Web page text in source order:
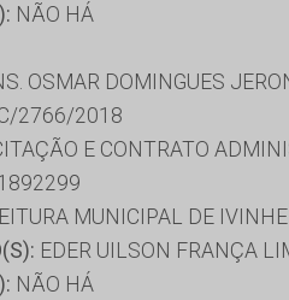
NÃO HÁ
OSMAR DOMINGUES
2766/2018
E CONTRATO
MUNICIPAL DE
EDER UILSON FRANÇA
NÃO HÁ